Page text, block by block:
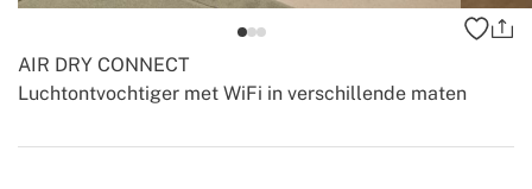
Luchtontvochtiger met WiFi in verschillende maten
AIR DRY CONNECT
Create